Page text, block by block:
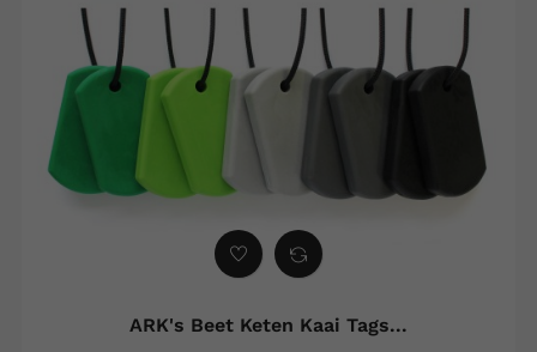
ARK's Beet Keten Kaai Tags...